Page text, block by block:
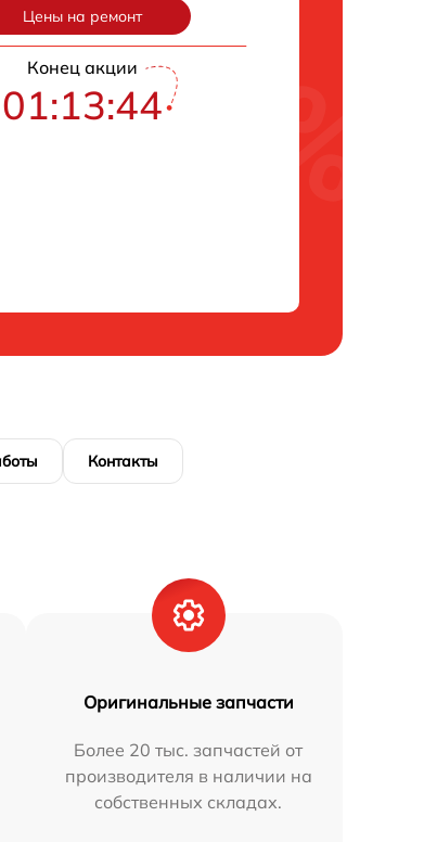
Цены на ремонт
Конец акции
01:13:43
Контакты
Оригинальные запчасти
Более 20 тыс. запчастей от
производителя в наличии на
собственных складах.